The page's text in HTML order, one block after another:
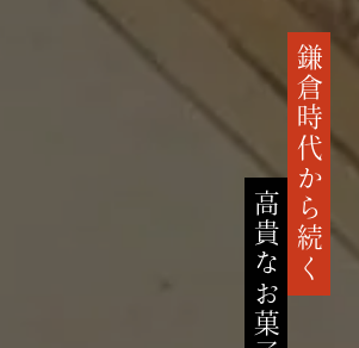
鎌倉時代から続く
高貴なお菓子